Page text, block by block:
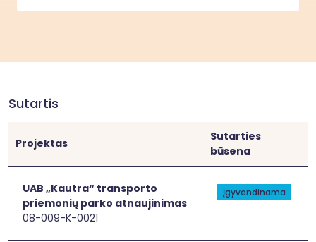
Sutartis
Projektas
Sutarties
būsena
[[link]]
UAB „Kautra“ transporto
priemonių parko atnaujinimas
08-009-K-0021
[[link]]
Įgyvendinama